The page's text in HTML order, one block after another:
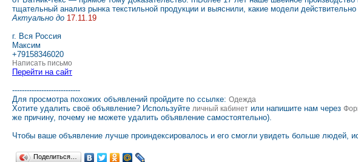
тщательный анализ рынка текстильной продукции и выяснили, какие модели
Актуально до 17.11.19
г. Вся Россия
Максим
+79158346020
Написать письмо
Перейти на сайт
----------------------------
Для просмотра похожих объявлений пройдите по ссылке: Одежда
Хотите удалить своё объявление? Используйте личный кабинет или напишите нам через
же причину, почему не можете удалить объявление самостоятельно).
Чтобы ваше объявление лучше проиндексировалось и его смогли увидеть больше людей,
Поделиться…